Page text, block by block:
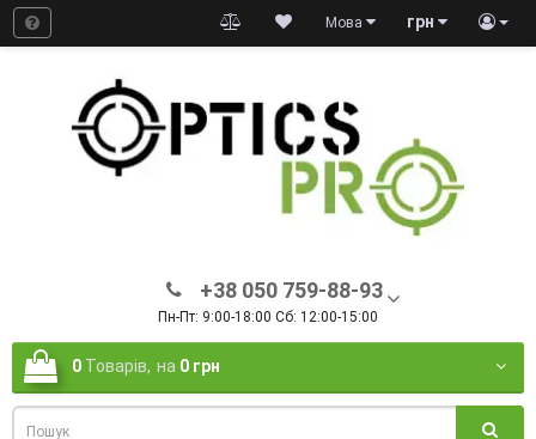
грн
Мова
+38 050 759-88-93
Пн-Пт: 9:00-18:00 Сб: 12:00-15:00
0 Товарів, на 0 грн